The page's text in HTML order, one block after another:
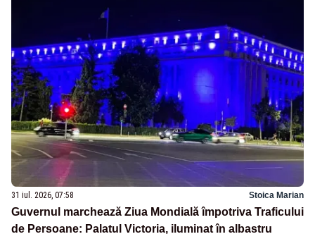
31 iul. 2026, 07:58 Stoica Marian
Guvernul marchează Ziua Mondială împotriva Traficului
de Persoane: Palatul Victoria, iluminat în albastru